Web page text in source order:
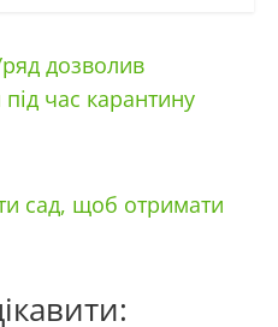
дозволив
час карантину
сад, щоб отримати